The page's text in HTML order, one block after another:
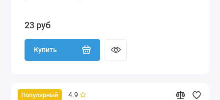
23 руб
Купить
Популярный
4.9